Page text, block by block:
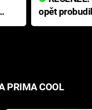
opět
přichází s
PRIMA COOL